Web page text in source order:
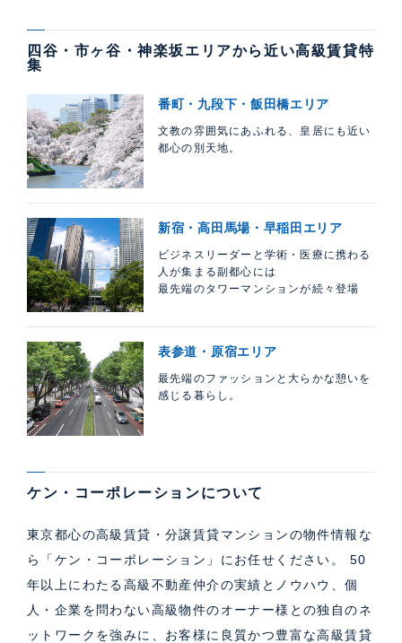
四谷・市ヶ谷・神楽坂エリアから近い高級賃貸特
集
番町・九段下・飯田橋エリア
文教の雰囲気にあふれる、皇居にも近い
都心の別天地。
新宿・高田馬場・早稲田エリア
ビジネスリーダーと学術・医療に携わる
人が集まる副都心には
最先端のタワーマンションが続々登場
表参道・原宿エリア
最先端のファッションと大らかな憩いを
感じる暮らし。
ケン・コーポレーションについて
東京都心の高級賃貸・分譲賃貸マンションの物件情報な
ら「ケン・コーポレーション」にお任せください。 50
年以上にわたる高級不動産仲介の実績とノウハウ、個
人・企業を問わない高級物件のオーナー様との独自のネ
ットワークを強みに、お客様に良質かつ豊富な高級賃貸